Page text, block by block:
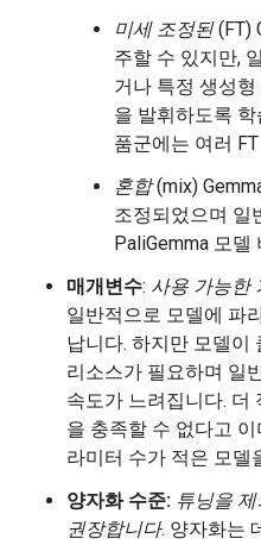
미세 조정된(FT)
주할 수 있지만,
거나 특정 생성
을 발휘하도록 학
품군에는 여러
혼합(mix)
조정되었으며 일
PaliGemma 모델
매개변수: 사용 가능한
일반적으로 모델에 파
납니다. 하지만 모델이
리소스가 필요하며 일
속도가 느려집니다. 더
을 충족할 수 없다고
라미터 수가 적은 모델
양자화 수준: 튜닝을
권장합니다. 양자화는